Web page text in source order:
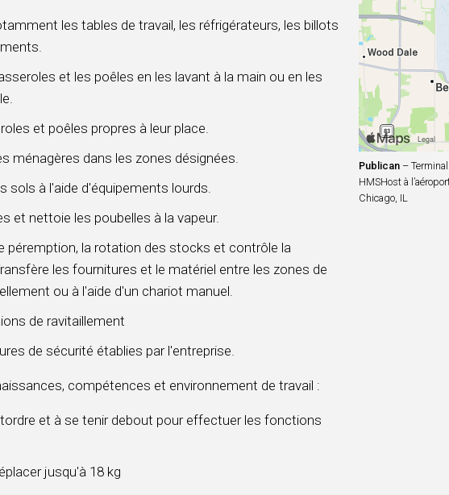
les tables de travail, les réfrigérateurs, les billots
et les poêles en les lavant à la main ou en les
et poêles propres à leur place.
ménagères dans les zones désignées.
sols à l'aide d'équipements lourds.
et nettoie les poubelles à la vapeur.
péremption, la rotation des stocks et contrôle la
les fournitures et le matériel entre les zones de
ou à l'aide d'un chariot manuel.
de ravitaillement
de sécurité établies par l'entreprise.
compétences et environnement de travail :
et à se tenir debout pour effectuer les fonctions
jusqu'à 18 kg
Publican –
HMSHost à
Chicago, IL